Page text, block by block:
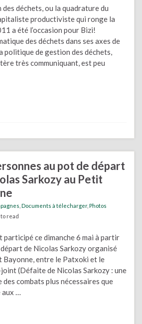
des déchets, ou la quadrature du
productiviste qui ronge la
a été l’occasion pour Bizi!
des déchets dans ses axes de
politique de gestion des déchets,
très communiquant, est peu
au pot de départ
Sarkozy au Petit
Documents à télecharger, Photos
read
ce dimanche 6 mai à partir
de Nicolas Sarkozy organisé
Bayonne, entre le Patxoki et le
(Défaite de Nicolas Sarkozy : une
combats plus nécessaires que
…